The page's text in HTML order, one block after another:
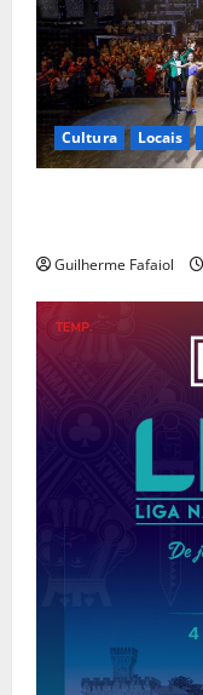
Cultura Locais
Guilherme Fafaiol